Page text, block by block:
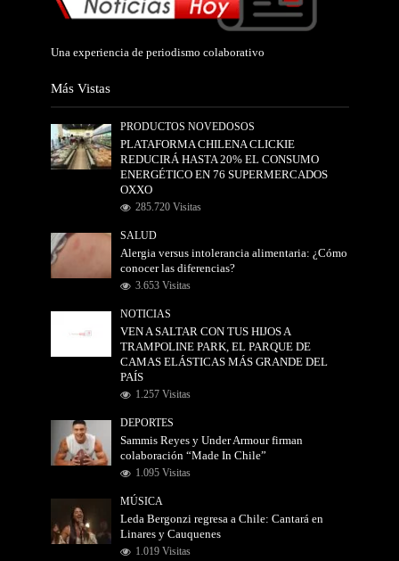
Una experiencia de periodismo colaborativo
Más Vistas
PRODUCTOS NOVEDOSOS
PLATAFORMA CHILENA CLICKIE
REDUCIRÁ HASTA 20% EL CONSUMO
ENERGÉTICO EN 76 SUPERMERCADOS
OXXO
285.720 Visitas
SALUD
Alergia versus intolerancia alimentaria: ¿Cómo
conocer las diferencias?
3.653 Visitas
NOTICIAS
VEN A SALTAR CON TUS HIJOS A
TRAMPOLINE PARK, EL PARQUE DE
CAMAS ELÁSTICAS MÁS GRANDE DEL
PAÍS
1.257 Visitas
DEPORTES
Sammis Reyes y Under Armour firman
colaboración “Made In Chile”
1.095 Visitas
MÚSICA
Leda Bergonzi regresa a Chile: Cantará en
Linares y Cauquenes
1.019 Visitas